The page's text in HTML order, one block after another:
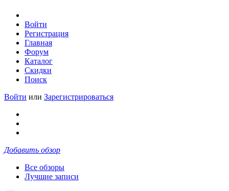
Войти
Регистрация
Главная
Форум
Каталог
Скидки
Поиск
Войти или Зарегистрироваться
Добавить обзор
Все обзоры
Лучшие записи